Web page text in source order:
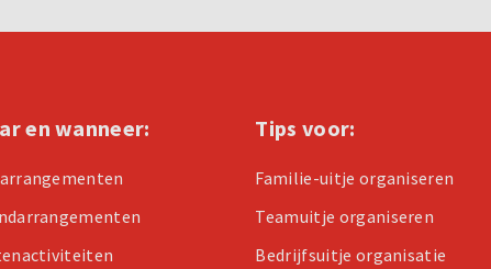
en wanneer: Tips voor:
Familie-uitje organiseren
Teamuitje organiseren
Bedrijfsuitje organisatie